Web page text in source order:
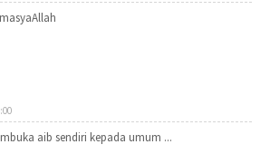
aib sendiri kepada umum ...